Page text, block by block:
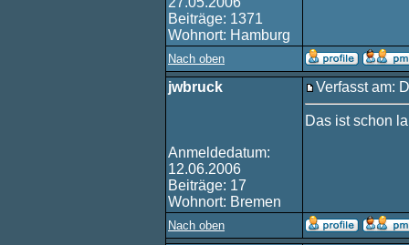
Beiträge: 1371
Wohnort: Hamburg
Nach oben
jwbruck
Anmeldedatum:
12.06.2006
Beiträge: 17
Wohnort: Bremen
Verfasst am:
Das ist schon
Nach oben